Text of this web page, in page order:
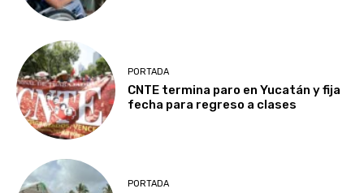
PORTADA
CNTE termina paro en Yucatán y fija
fecha para regreso a clases
PORTADA